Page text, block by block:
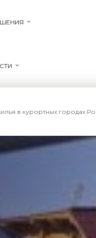
в курортных городах